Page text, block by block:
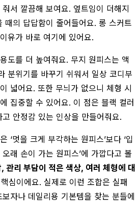
서 깔끔해 보여요. 옆트임이 더해지
때의 답답함이 줄어들어요. 롱 스커트
유가 바로 여기에 있어요.
도를 더 높여줘요. 무지 원피스는 액
분위기를 바꾸기 쉬워서 일상 코디부
넓어요. 또한 무늬가 없으니 체형 시
집중할 수 있어요. 이 점은 블랙 컬러
안정감 있는 인상을 만들어줘요.
‘멋을 크게 부각하는 원피스’보다 ‘입
래 손이 가는 원피스’에 가깝다고 볼
관리 부담이 적은 색상, 여러 체형에 대
심이에요. 실제로 이런 조합은 실패
자나 데일리용 기본템을 찾는 분들에